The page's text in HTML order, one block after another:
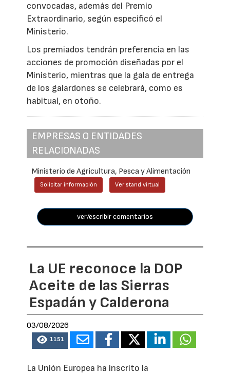
convocadas, además del Premio
Extraordinario, según especificó el
Ministerio.
Los premiados tendrán preferencia en las
acciones de promoción diseñadas por el
Ministerio, mientras que la gala de entrega
de los galardones se celebrará, como es
habitual, en otoño.
EMPRESAS O ENTIDADES
RELACIONADAS
Ministerio de Agricultura, Pesca y Alimentación
Solicitar información Ver stand virtual
ver/escribir comentarios
La UE reconoce la DOP
Aceite de las Sierras
Espadán y Calderona
03/08/2026
1151
La Unión Europea ha inscrito la